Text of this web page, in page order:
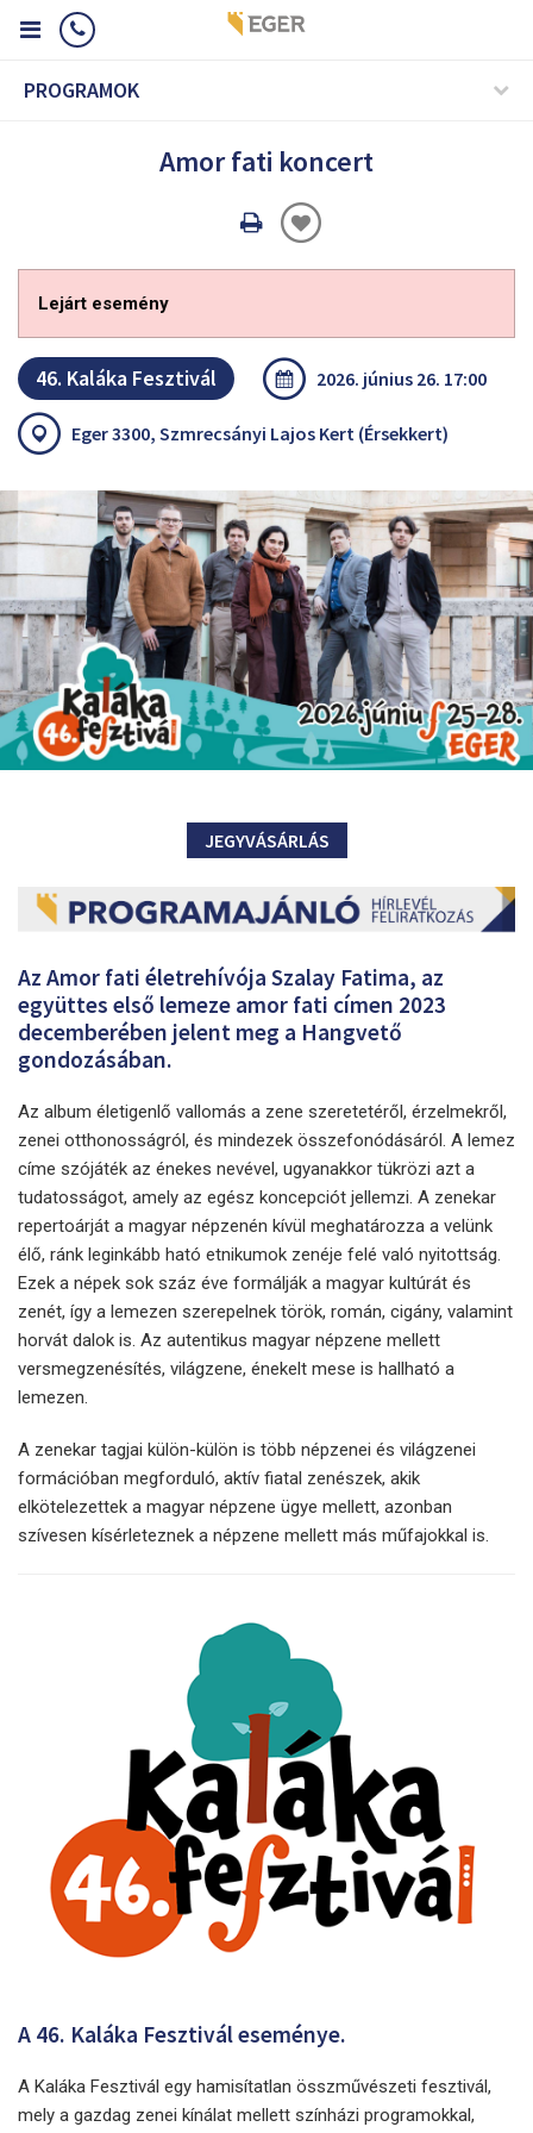
PROGRAMOK
Amor fati koncert
Oldal
Lejárt esemény
46. Kaláka Fesztivál 2026. június 26. 17:00
Eger 3300, Szmrecsányi Lajos Kert (Érsekkert)
JEGYVÁSÁRLÁS
Az Amor fati életrehívója Szalay Fatima, az
együttes első lemeze amor fati címen 2023
decemberében jelent meg a Hangvető
gondozásában.
Az album életigenlő vallomás a zene szeretetéről, érzelmekről,
zenei otthonosságról, és mindezek összefonódásáról. A lemez
címe szójáték az énekes nevével, ugyanakkor tükrözi azt a
tudatosságot, amely az egész koncepciót jellemzi. A zenekar
repertoárját a magyar népzenén kívül meghatározza a velünk
élő, ránk leginkább ható etnikumok zenéje felé való nyitottság.
Ezek a népek sok száz éve formálják a magyar kultúrát és
zenét, így a lemezen szerepelnek török, román, cigány, valamint
horvát dalok is. Az autentikus magyar népzene mellett
versmegzenésítés, világzene, énekelt mese is hallható a
lemezen.
A zenekar tagjai külön-külön is több népzenei és világzenei
formációban megforduló, aktív fiatal zenészek, akik
elkötelezettek a magyar népzene ügye mellett, azonban
szívesen kísérleteznek a népzene mellett más műfajokkal is.
A 46. Kaláka Fesztivál eseménye.
A Kaláka Fesztivál egy hamisítatlan összművészeti fesztivál,
mely a gazdag zenei kínálat mellett színházi programokkal,